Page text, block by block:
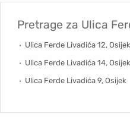
Pretrage za Ulica
Ulica Ferde Livadića 12, Osijek
Ulica Ferde Livadića 14, Osijek
Ulica Ferde Livadića 9, Osijek